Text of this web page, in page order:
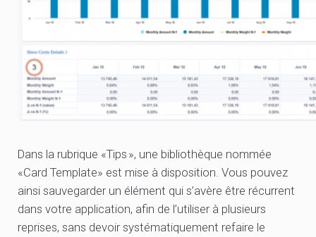
Dans la rubrique «Tips », une bibliothèque nommée
«Card Template» est mise à disposition. Vous pouvez
ainsi sauvegarder un élément qui s’avère être récurrent
dans votre application, afin de l’utiliser à plusieurs
reprises, sans devoir systématiquement refaire le